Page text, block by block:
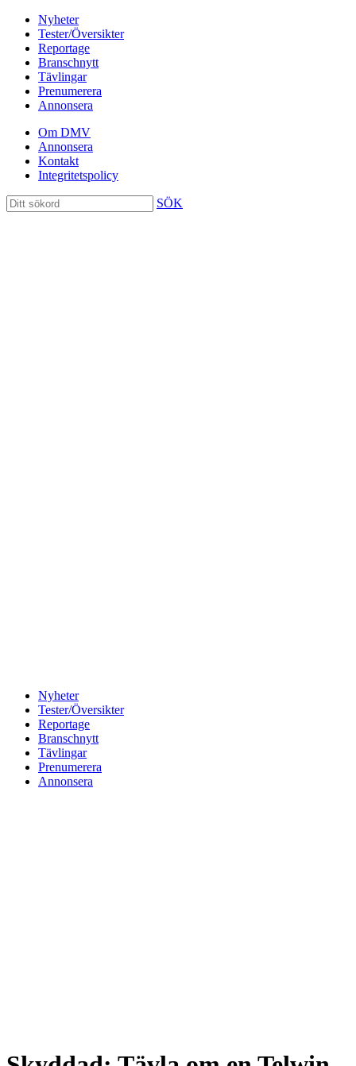
Nyheter
Tester/Översikter
Reportage
Branschnytt
Tävlingar
Prenumerera
Annonsera
Om DMV
Annonsera
Kontakt
Integritetspolicy
SÖK
Nyheter
Tester/Översikter
Reportage
Branschnytt
Tävlingar
Prenumerera
Annonsera